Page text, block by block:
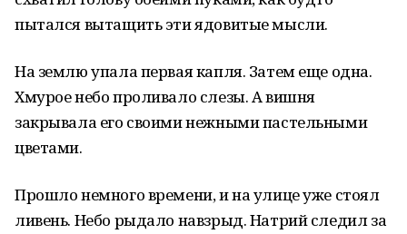
пытался вытащить эти ядовитые мысли.
На землю упала первая капля. Затем еще одна.
Хмурое небо проливало слезы. А вишня
закрывала его своими нежными пастельными
цветами.
Прошло немного времени, и на улице уже стоял
ливень. Небо рыдало навзрыд. Натрий следил за